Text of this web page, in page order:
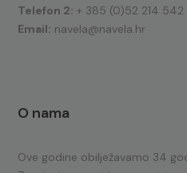
Telefon 2: + 385 (0)52 214 542
Email: navela@navela.hr
O nama
Ove godine obilježavamo 34